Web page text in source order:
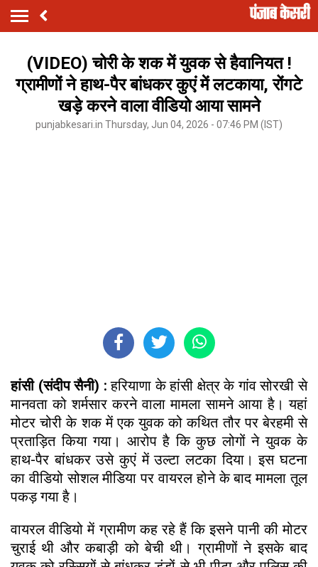
(VIDEO) चोरी के शक में युवक से हैवानियत !
ग्रामीणों ने हाथ-पैर बांधकर कुएं में लटकाया, रोंगटे
खड़े करने वाला वीडियो आया सामने
punjabkesari.in Thursday, Jun 04, 2026 - 07:46 PM (IST)
हांसी (संदीप सैनी) :हरियाणा के हांसी क्षेत्र के गांव सोरखी से
मानवता को शर्मसार करने वाला मामला सामने आया है। यहां
मोटर चोरी के शक में एक युवक को कथित तौर पर बेरहमी से
प्रताड़ित किया गया। आरोप है कि कुछ लोगों ने युवक के
हाथ-पैर बांधकर उसे कुएं में उल्टा लटका दिया। इस घटना
का वीडियो सोशल मीडिया पर वायरल होने के बाद मामला तूल
पकड़ गया है।
वायरल वीडियो में ग्रामीण कह रहे हैं कि इसने पानी की मोटर
चुराई थी और कबाड़ी को बेची थी। ग्रामीणों ने इसके बाद